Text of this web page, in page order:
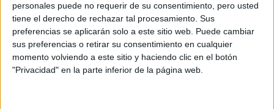
personales puede no requerir de su consentimiento, pero usted
tiene el derecho de rechazar tal procesamiento. Sus
preferencias se aplicarán solo a este sitio web. Puede cambiar
sus preferencias o retirar su consentimiento en cualquier
momento volviendo a este sitio y haciendo clic en el botón
"Privacidad" en la parte inferior de la página web.
Presencial |Sevilla
Máster Universitario en
Abogacía y Procura + Máster Universitario en
Asesoría Jurídica de Empresas
UNIVERSIDAD LOYOLA
Privada)